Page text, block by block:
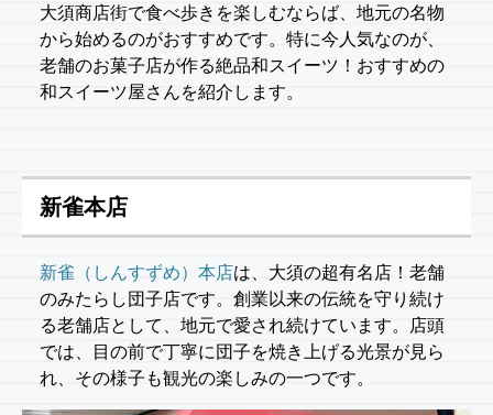
大須商店街で食べ歩きを楽しむならば、地元の名物
から始めるのがおすすめです。特に今人気なのが、
老舗のお菓子店が作る絶品和スイーツ！おすすめの
和スイーツ屋さんを紹介します。
新雀本店
新雀（しんすずめ）本店は、大須の超有名店！老舗
のみたらし団子店です。創業以来の伝統を守り続け
る老舗店として、地元で愛され続けています。店頭
では、目の前で丁寧に団子を焼き上げる光景が見ら
れ、その様子も観光の楽しみの一つです。